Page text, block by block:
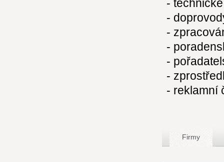
-
-
-
-
-
-
- reklamní
Firmy